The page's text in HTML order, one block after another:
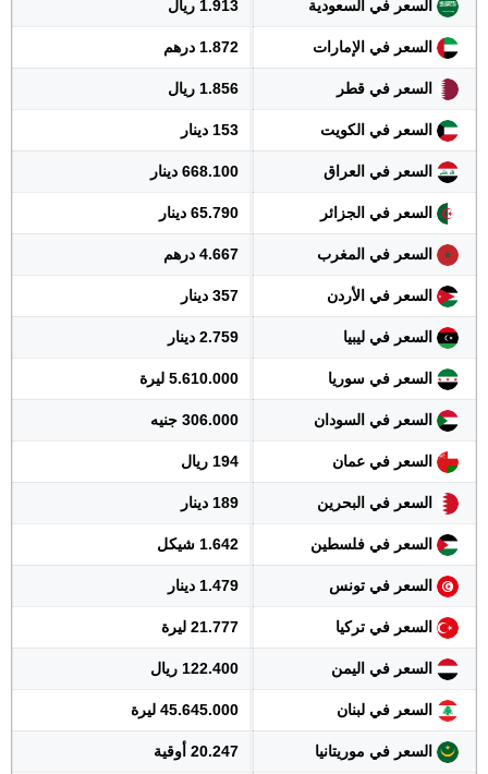
السعر في السعودية 1.913 ريال
السعر في الإمارات 1.872 درهم
السعر في قطر 1.856 ريال
السعر في الكويت 153 دينار
السعر في العراق 668.100 دينار
السعر في الجزائر 65.790 دينار
السعر في المغرب 4.667 درهم
السعر في الأردن 357 دينار
السعر في ليبيا 2.759 دينار
السعر في سوريا 5.610.000 ليرة
السعر في السودان 306.000 جنيه
السعر في عمان 194 ريال
السعر في البحرين 189 دينار
السعر في فلسطين 1.642 شيكل
السعر في تونس 1.479 دينار
السعر في تركيا 21.777 ليرة
السعر في اليمن 122.400 ريال
السعر في لبنان 45.645.000 ليرة
السعر في موريتانيا 20.247 أوقية